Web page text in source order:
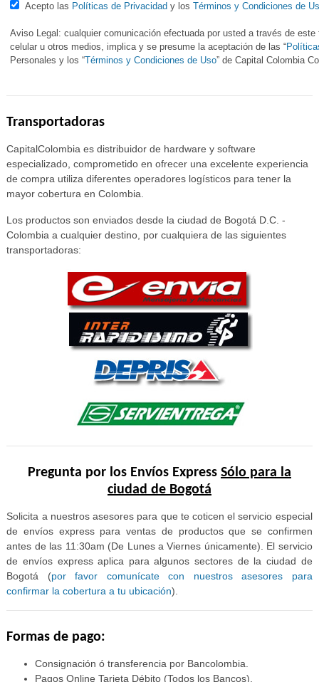
Acepto las Políticas de Privacidad y losTérminos y Condiciones de
Aviso Legal: cualquier comunicación efectuada por usted a través de
celular u otros medios, implica y se presume la aceptación de las “
Personales y los “Términos y Condiciones de Uso” de Capital Colombia
Transportadoras
CapitalColombia es distribuidor de hardware y software
especializado, comprometido en ofrecer una excelente experiencia
de compra utiliza diferentes operadores logísticos para tener la
mayor cobertura en Colombia.
Los productos son enviados desde la ciudad de Bogotá D.C. -
Colombia a cualquier destino, por cualquiera de las siguientes
transportadoras:
Pregunta por los Envíos Express Sólo para la
ciudad de Bogotá
Solicita a nuestros asesores para que te coticen el servicio especial
de envíos express para ventas de productos que se confirmen
antes de las 11:30am (De Lunes a Viernes únicamente). El servicio
de envíos express aplica para algunos sectores de la ciudad de
Bogotá (por favor comunícate con nuestros asesores para
confirmar la cobertura a tu ubicación).
Formas de pago:
Consignación ó transferencia por Bancolombia.
Pagos Online Tarjeta Débito (Todos los Bancos).